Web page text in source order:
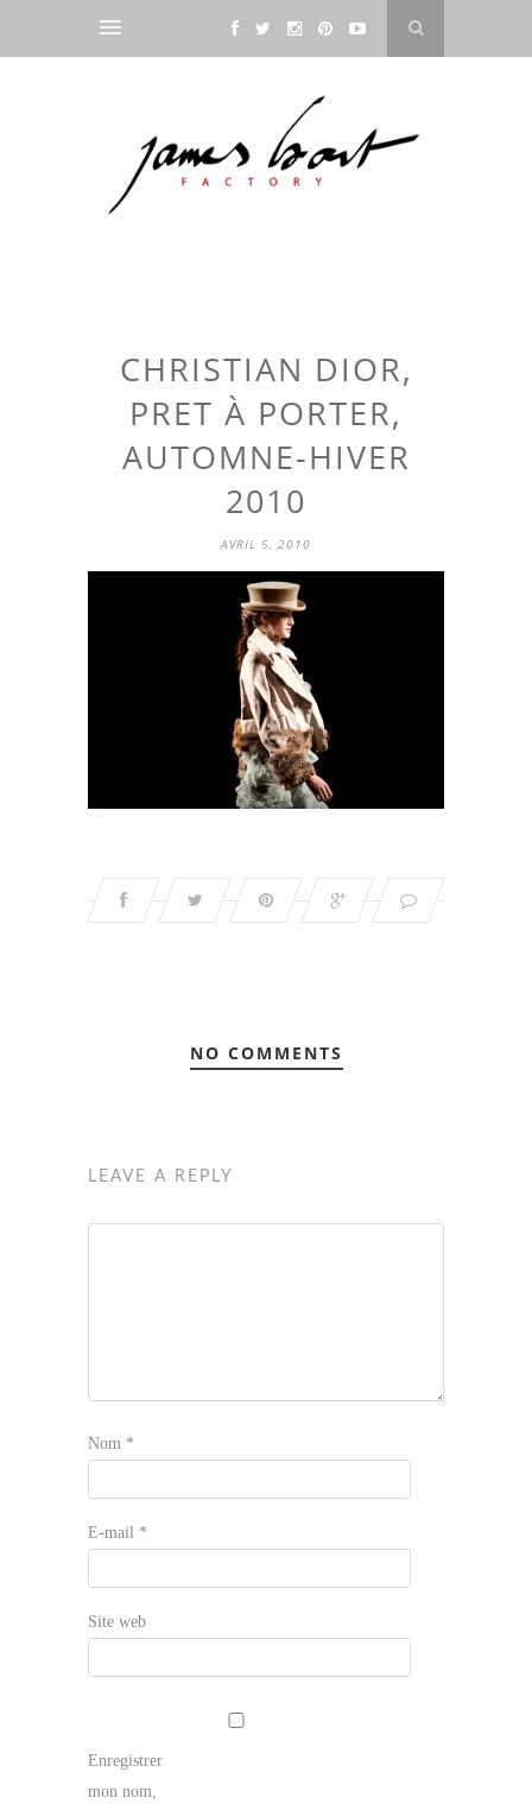
CHRISTIAN DIOR,
PRET À PORTER,
AUTOMNE-HIVER
2010
AVRIL 5, 2010
NO COMMENTS
LEAVE A REPLY
Nom *
E-mail *
Site web
Enregistrer
mon nom,